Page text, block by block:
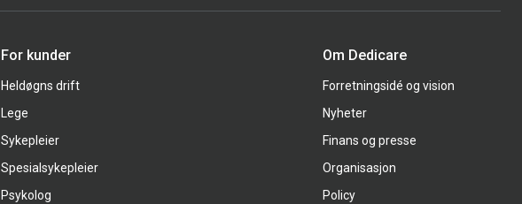
For kunder
Heldøgns drift
Lege
Sykepleier
Spesialsykepleier
Psykolog
Om Dedicare
Forretningsidé og vision
Nyheter
Finans og presse
Organisasjon
Policy